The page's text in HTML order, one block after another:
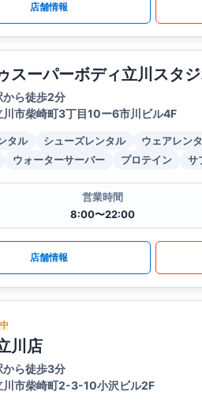
店舗情報
スーパーボディ立川スタ
から徒歩2分
川市柴崎町3丁目10ー6市川ビル4F
タル シューズレンタル ウェアレン
ウォーターサーバー プロテイン サ
営業時間
8:00〜22:00
店舗情報
川店
から徒歩3分
川市柴崎町2-3-10小沢ビル2F